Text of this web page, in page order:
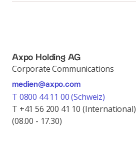
Axpo Holding AG
Corporate Communications
medien@axpo.com
T 0800 44 11 00 (Schweiz)
T +41 56 200 41 10 (International)
(08.00 - 17.30)